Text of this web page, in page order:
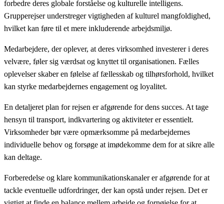
forbedre deres globale forståelse og kulturelle intelligens.
Grupperejser understreger vigtigheden af kulturel mangfoldighed,
hvilket kan føre til et mere inkluderende arbejdsmiljø.
Medarbejdere, der oplever, at deres virksomhed investerer i deres
velvære, føler sig værdsat og knyttet til organisationen. Fælles
oplevelser skaber en følelse af fællesskab og tilhørsforhold, hvilket
kan styrke medarbejdernes engagement og loyalitet.
En detaljeret plan for rejsen er afgørende for dens succes. At tage
hensyn til transport, indkvartering og aktiviteter er essentielt.
Virksomheder bør være opmærksomme på medarbejdernes
individuelle behov og forsøge at imødekomme dem for at sikre alle
kan deltage.
Forberedelse og klare kommunikationskanaler er afgørende for at
tackle eventuelle udfordringer, der kan opstå under rejsen. Det er